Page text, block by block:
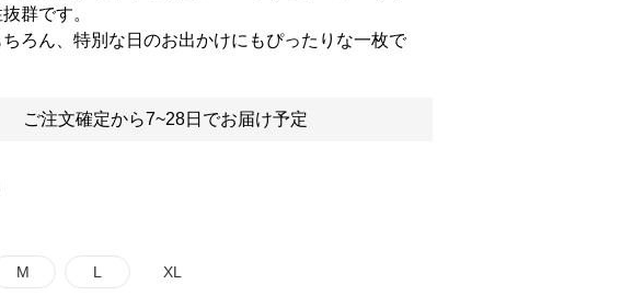
群です。
ろん、特別な日のお出かけにもぴったりな一枚で
ご注文確定から7~28日でお届け予定
M L XL